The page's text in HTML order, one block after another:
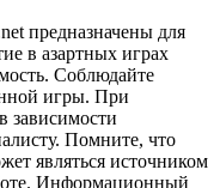
предназначены для
в азартных играх
Соблюдайте
игры. При
зависимости
Помните, что
являться источником
Информационный